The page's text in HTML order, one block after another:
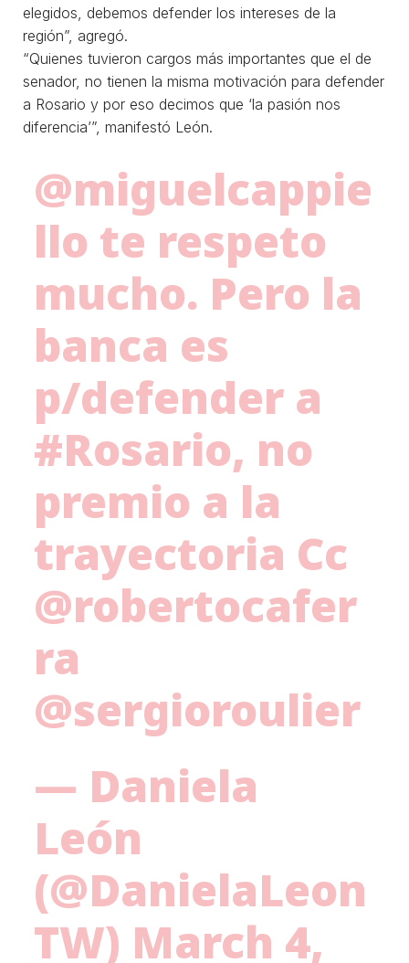
elegidos, debemos defender los intereses de la
región”, agregó.
“Quienes tuvieron cargos más importantes que el de
senador, no tienen la misma motivación para defender
a Rosario y por eso decimos que ‘la pasión nos
diferencia’”, manifestó León.
@miguelcappie
llo te respeto
mucho. Pero la
banca es
p/defender a
#Rosario, no
premio a la
trayectoria Cc
@robertocafer
ra
@sergioroulier
— Daniela
León
(@DanielaLeon
TW) March 4,